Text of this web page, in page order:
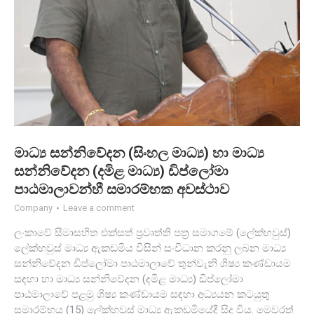
මාධ්‍ය සන්නිවේදන (සිංහල මාධ්‍ය) හා මාධ්‍ය
සන්නිවේදන (දමිළ මාධ්‍ය) ඩිප්ලෝමා
පාඨමාලාවන්හී සමාරම්භක අවස්ථාව
Company Leave a comment
ලංකාවේ සීමාසහිත එක්සත් ප්‍රවෘත්ති පත්‍ර සමාගමේ (ලේක්හවුස්)
ලේක්හවුස් මාධ්‍ය ඇකඩමිය විසින් සංවිධාන කරනු ලබන මාධ්‍ය
සන්නිවේදන ඩිප්ලෝමා පාඨමාලාවේ තුන්වැනි ශිෂ්‍ය කණ්ඩායම
සඳහා හා මාධ්‍ය සන්නිවේදන (දමිළ මාධ්‍ය) ඩිප්ලෝමා
පාඨමාලාවේ පළමු ශිෂ්‍ය කණ්ඩායම සඳහා අධ්‍යයන කටයුතු
සමාරම්භය (15) ලේක්හවුස් මාධ්‍ය ඇකඩමියේදී සිදු විය. මෙවරත්